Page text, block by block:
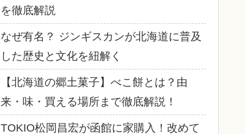
を徹底解説
なぜ有名？ ジンギスカンが北海道に普及
した歴史と文化を紐解く
【北海道の郷土菓子】べこ餅とは？由
来・味・買える場所まで徹底解説！
TOKIO松岡昌宏が函館に家購入！改めて